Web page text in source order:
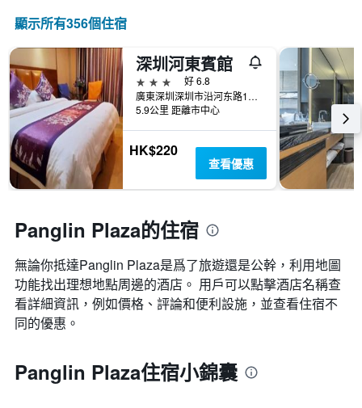
顯示所有356​個住宿
深圳河東賓館
3星級
好 6.8
廣東深圳深圳市沿河东路19号（深南东路人民桥南侧，世界金融中心旁）
5.9公里 距離市中心
HK$220
查看優惠
Panglin Plaza的住宿
無論你抵達Panglin Plaza​是爲了旅遊還是公幹，利用地圖
功能找出理想地點周邊的酒店。 用戶可以點擊酒店名稱查
看詳細資訊，例如價格、評論和便利設施，並查看住宿不
同的優惠。
Panglin Plaza住宿小錦囊